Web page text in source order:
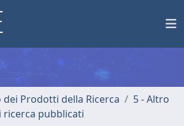
dei Prodotti della Ricerca
5 - Altro
ricerca pubblicati